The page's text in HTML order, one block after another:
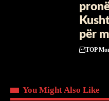
për
TOP
You Might Also Like